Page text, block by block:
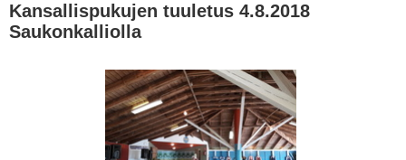
Kansallispukujen tuuletus 4.8.2018
Saukonkalliolla